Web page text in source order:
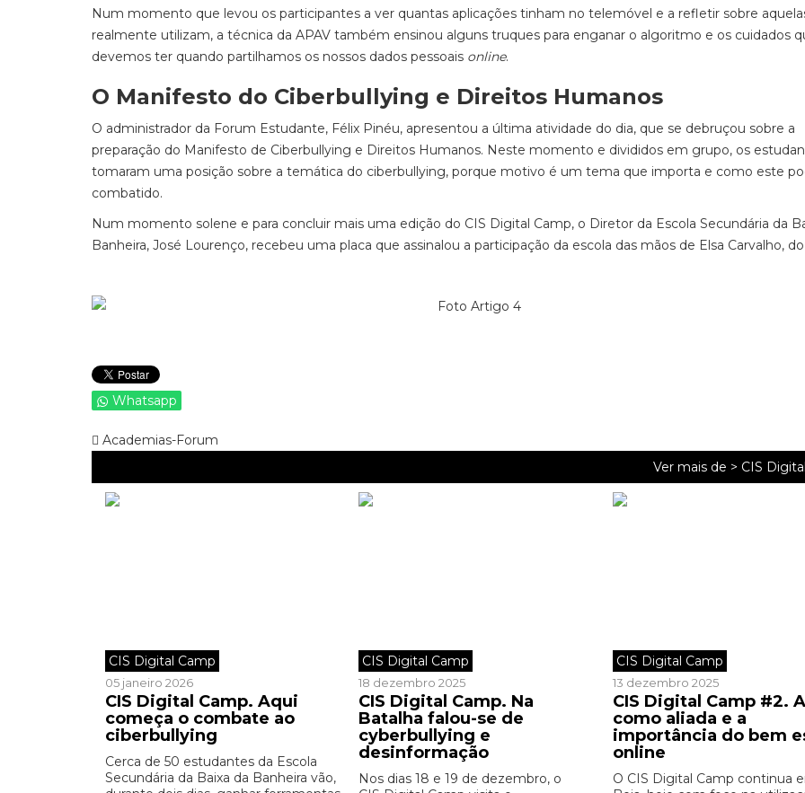
Num momento que levou os participantes a ver quantas aplicações tinham no telemóvel e a refletir sobre
realmente utilizam, a técnica da APAV também ensinou alguns truques para enganar o algoritmo e os cuidados
devemos ter quando partilhamos os nossos dados pessoais online.
O Manifesto do Ciberbullying e Direitos Humanos
O administrador da Forum Estudante, Félix Pinéu, apresentou a última atividade do dia, que se debruçou sobre a
preparação do Manifesto de Ciberbullying e Direitos Humanos. Neste momento e divididos em grupo, os
tomaram uma posição sobre a temática do ciberbullying, porque motivo é um tema que importa e como este
combatido.
Num momento solene e para concluir mais uma edição do CIS Digital Camp, o Diretor da Escola Secundária da
Banheira, José Lourenço, recebeu uma placa que assinalou a participação da escola das mãos de Elsa Carvalho, do
Whatsapp
Academias-Forum
Ver mais de > CIS
CIS Digital Camp
05 janeiro 2026
CIS Digital Camp. Aqui
começa o combate ao
ciberbullying
Cerca de 50 estudantes da Escola
Secundária da Baixa da Banheira vão,
CIS Digital Camp
18 dezembro 2025
CIS Digital Camp. Na
Batalha falou-se de
cyberbullying e
desinformação
Nos dias 18 e 19 de dezembro, o
CIS Digital Camp
13 dezembro 2025
CIS Digital Camp #2.
como aliada e a
importância do bem
online
O CIS Digital Camp continua